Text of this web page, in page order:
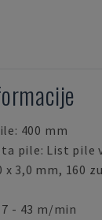
400 mm
pile: List pile
3,0 mm, 160
- 43 m/min